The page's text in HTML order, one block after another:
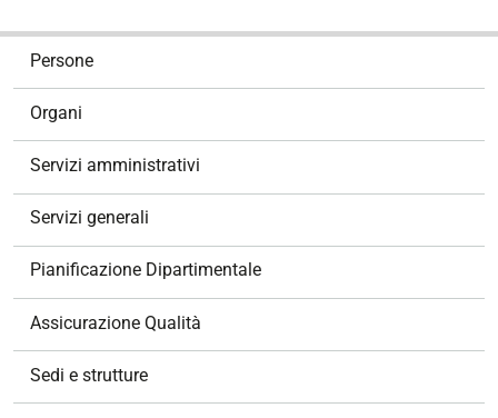
Persone
Organi
Servizi amministrativi
Servizi generali
Pianificazione Dipartimentale
Assicurazione Qualità
Sedi e strutture